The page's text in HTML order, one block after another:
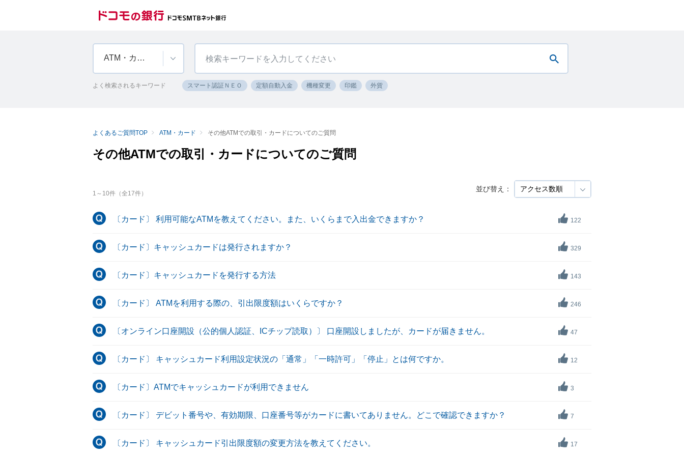
ATM・カード
よく検索されるキーワード スマート認証ＮＥＯ 定額自動入金 機種変更 印鑑 外貨
よくあるご質問TOP ATM・カード その他ATMでの取引・カードについてのご質問
その他ATMでの取引・カードについてのご質問
並び替え：
1 ～ 10件（全17件）
〔カード〕 利用可能なATMを教えてください。また、いくらまで入出金できますか？ 122
〔カード〕キャッシュカードは発行されますか？ 329
〔カード〕キャッシュカードを発行する方法 143
〔カード〕 ATMを利用する際の、引出限度額はいくらですか？ 246
〔オンライン口座開設（公的個人認証、ICチップ読取）〕 口座開設しましたが、カードが届きません。 47
〔カード〕 キャッシュカード利用設定状況の「通常」「一時許可」「停止」とは何ですか。 12
〔カード〕ATMでキャッシュカードが利用できません 3
〔カード〕 デビット番号や、有効期限、口座番号等がカードに書いてありません。どこで確認できますか？ 7
〔カード〕 キャッシュカード引出限度額の変更方法を教えてください。 17